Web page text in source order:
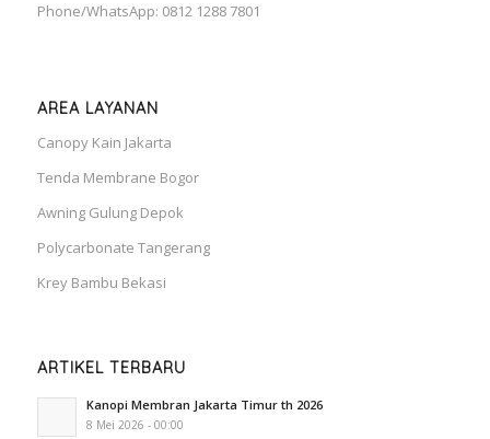
Phone/WhatsApp: 0812 1288 7801
AREA LAYANAN
Canopy Kain Jakarta
Tenda Membrane Bogor
Awning Gulung Depok
Polycarbonate Tangerang
Krey Bambu Bekasi
ARTIKEL TERBARU
Kanopi Membran Jakarta Timur th 2026
8 Mei 2026 - 00:00